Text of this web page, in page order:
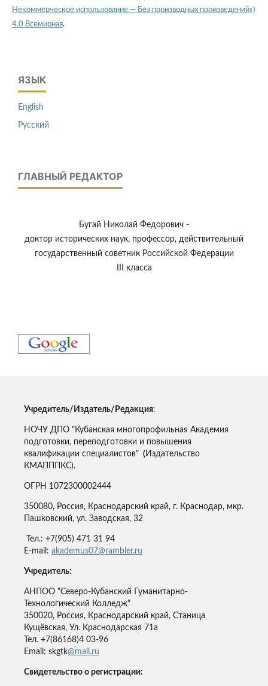
Некоммерческое использование — Без производных произведений»)
4.0 Всемирная.
ЯЗЫК
English
Русский
ГЛАВНЫЙ РЕДАКТОР
Бугай Николай Федорович -
доктор исторических наук, профессор, действительный
государственный советник Российской Федерации
III класса
Учредитель/Издатель/Редакция:
НОЧУ ДПО "Кубанская многопрофильная Академия
подготовки, переподготовки и повышения
квалификации специалистов" (Издательство
КМАПППКС).
ОГРН 1072300002444
350080, Россия, Краснодарский край, г. Краснодар, мкр.
Пашковский, ул. Заводская, 32
Тел.: +7(905) 471 31 94
E-mail: akademus07@rambler.ru
Учредитель:
АНПОО "Северо-Кубанский Гуманитарно-
Технологический Колледж"
350020, Россия, Краснодарский край, Станица
Кущёвская, Ул. Краснодарская 71а
Тел. +7(86168)4 03-96
Email: skgtk@mail.ru
Свидетельство о регистрации: